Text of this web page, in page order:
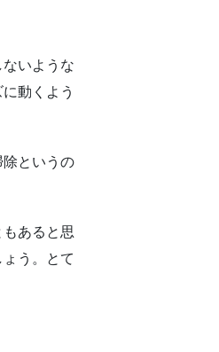
いような
動くよう
というの
あると思
う。とて